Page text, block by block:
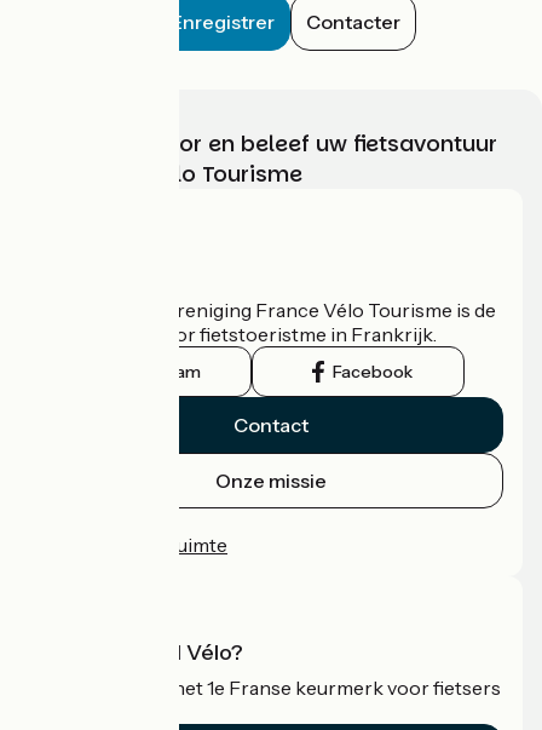
Enregistrer Contacter
Kies, bereid voor en beleef uw fietsavontuur
met France Vélo Tourisme
De nationale vereniging France Vélo Tourisme is de
officiële gids voor fietstoeristme in Frankrijk.
Instagram Facebook
Contact
Onze missie
Professionele ruimte
Wat is Accueil Vélo?
Accueil Vélo is het 1e Franse keurmerk voor fietsers